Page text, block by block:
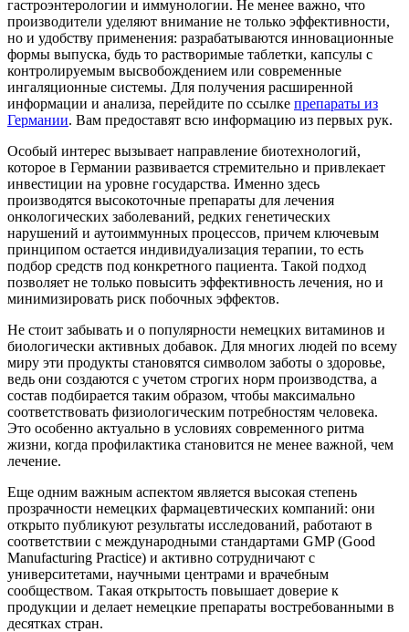
гастроэнтерологии и иммунологии. Не менее важно, что
производители уделяют внимание не только эффективности,
но и удобству применения: разрабатываются инновационные
формы выпуска, будь то растворимые таблетки, капсулы с
контролируемым высвобождением или современные
ингаляционные системы. Для получения расширенной
информации и анализа, перейдите по ссылке препараты из
Германии. Вам предоставят всю информацию из первых рук.
Особый интерес вызывает направление биотехнологий,
которое в Германии развивается стремительно и привлекает
инвестиции на уровне государства. Именно здесь
производятся высокоточные препараты для лечения
онкологических заболеваний, редких генетических
нарушений и аутоиммунных процессов, причем ключевым
принципом остается индивидуализация терапии, то есть
подбор средств под конкретного пациента. Такой подход
позволяет не только повысить эффективность лечения, но и
минимизировать риск побочных эффектов.
Не стоит забывать и о популярности немецких витаминов и
биологически активных добавок. Для многих людей по всему
миру эти продукты становятся символом заботы о здоровье,
ведь они создаются с учетом строгих норм производства, а
состав подбирается таким образом, чтобы максимально
соответствовать физиологическим потребностям человека.
Это особенно актуально в условиях современного ритма
жизни, когда профилактика становится не менее важной, чем
лечение.
Еще одним важным аспектом является высокая степень
прозрачности немецких фармацевтических компаний: они
открыто публикуют результаты исследований, работают в
соответствии с международными стандартами GMP (Good
Manufacturing Practice) и активно сотрудничают с
университетами, научными центрами и врачебным
сообществом. Такая открытость повышает доверие к
продукции и делает немецкие препараты востребованными в
десятках стран.